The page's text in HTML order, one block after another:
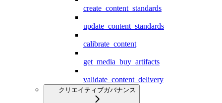
create_content_standards
update_content_standards
calibrate_content
get_media_buy_artifacts
validate_content_delivery
クリエイティブガバナンス